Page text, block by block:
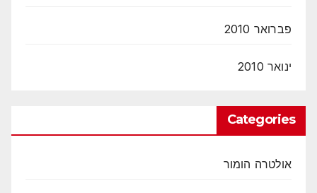
פברואר 2010
ינואר 2010
Categories
אולטרה הומור